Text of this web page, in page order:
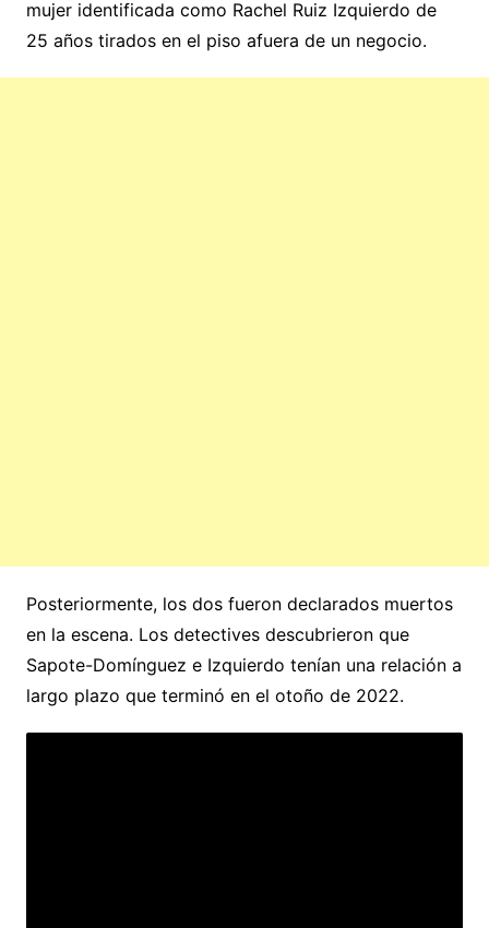
mujer identificada como Rachel Ruiz Izquierdo de
25 años tirados en el piso afuera de un negocio.
Posteriormente, los dos fueron declarados muertos
en la escena. Los detectives descubrieron que
Sapote-Domínguez e Izquierdo tenían una relación a
largo plazo que terminó en el otoño de 2022.